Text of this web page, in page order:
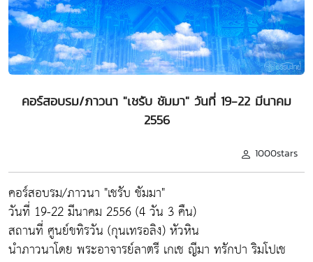
คอร์สอบรม/ภาวนา "เชรับ ชัมมา" วันที่ 19-22 มีนาคม
2556
1000stars
คอร์สอบรม/ภาวนา "เชรับ ชัมมา"
วันที่ 19-22 มีนาคม 2556 (4 วัน 3 คืน)
สถานที่ ศูนย์ขทิรวัน (กุนเทรอลิง) หัวหิน
นำภาวนาโดย พระอาจารย์ลาตรี เกเช ญีมา ทรักปา ริมโปเช